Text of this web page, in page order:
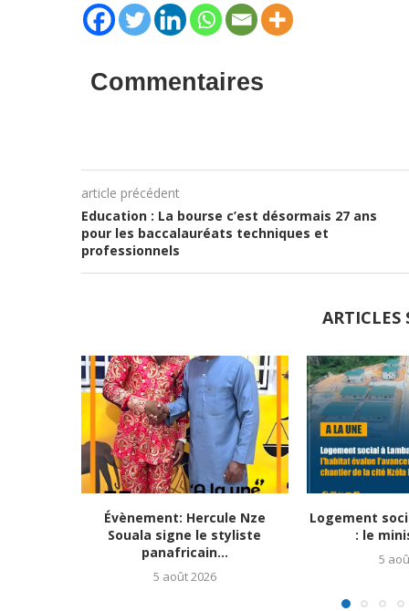
Commentaires
article précédent
Education : La bourse c’est désormais 27 ans
pour les baccalauréats techniques et
professionnels
ARTICLES
Évènement: Hercule Nze
Souala signe le styliste
panafricain...
5 août 2026
Logement
: le
5